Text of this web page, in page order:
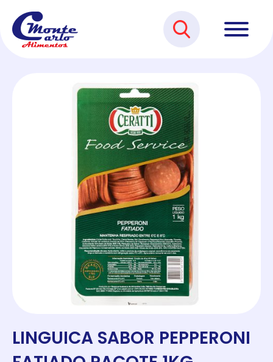
LINGUICA SABOR PEPPERONI